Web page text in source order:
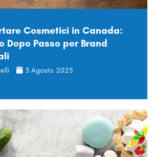
Cosmetici in Canada:
Dopo Passo per Brand
3 Agosto 2025